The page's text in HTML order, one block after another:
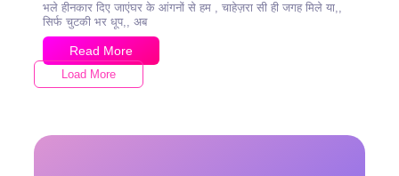
भले हीनकार दिए जाएंघर के आंगनों से हम , चाहेज़रा सी ही जगह मिले या,,
सिर्फ चुटकी भर धूप,, अब
Read More
Load More